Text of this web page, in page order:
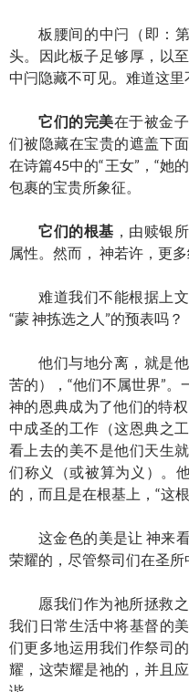
板腰间的中闩（即：
头。因此板子足够厚，以
中闩隐藏不可见。难道这里
它们的完美在于被金
们被隐藏在宝贵的遮盖下
在诗篇45中的“王女”，“她
包裹的宝贵所象征。
它们的根基 ，由赎银
属性。然而， 神若许，更多
难道我们不能根据上
“蒙 神拣选之人”的预表吗？
他们与地分离，就是
苦的），“他们不属世界”
神的恩典成为了他们的特
中成圣的工作（这恩典之
看上去的美不是他们天生
们称义（或被算为义）。
的，而且是在根基上，“这
这金色的美是让 神来
荣耀的，尽管祭司们在圣所
愿我们作为祂所拯救
我们日常生活中将基督的
们更多地运用我们作祭司
耀，这荣耀是祂的，并且